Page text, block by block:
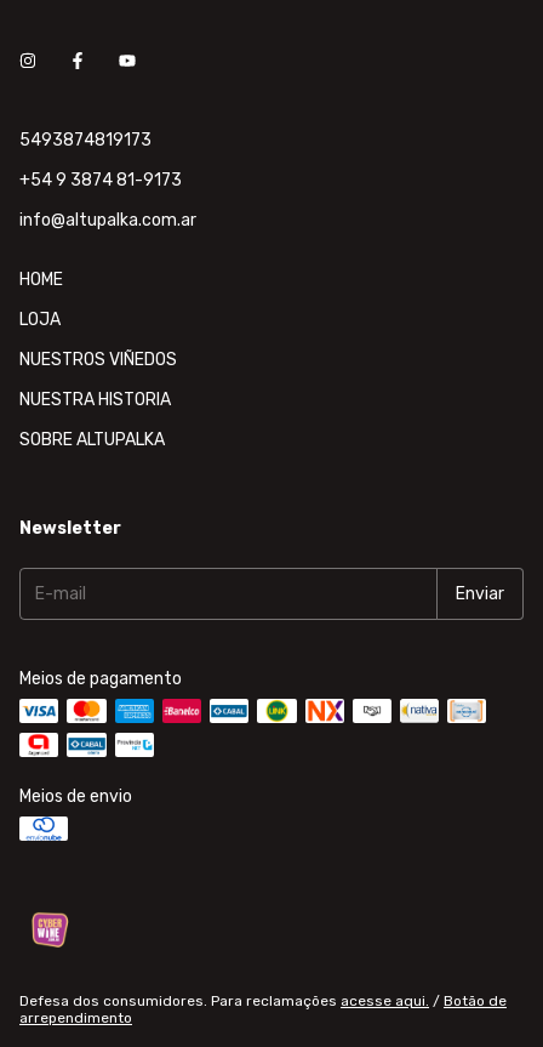
5493874819173
+54 9 3874 81-9173
info@altupalka.com.ar
HOME
LOJA
NUESTROS VIÑEDOS
NUESTRA HISTORIA
SOBRE ALTUPALKA
Newsletter
Meios de pagamento
Meios de envio
Defesa dos consumidores. Para reclamações acesse aqui. / Botão de
arrependimento